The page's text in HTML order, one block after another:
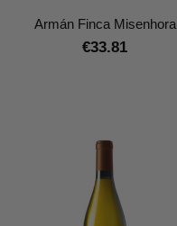
Armán Finca Misenhora
€33.81